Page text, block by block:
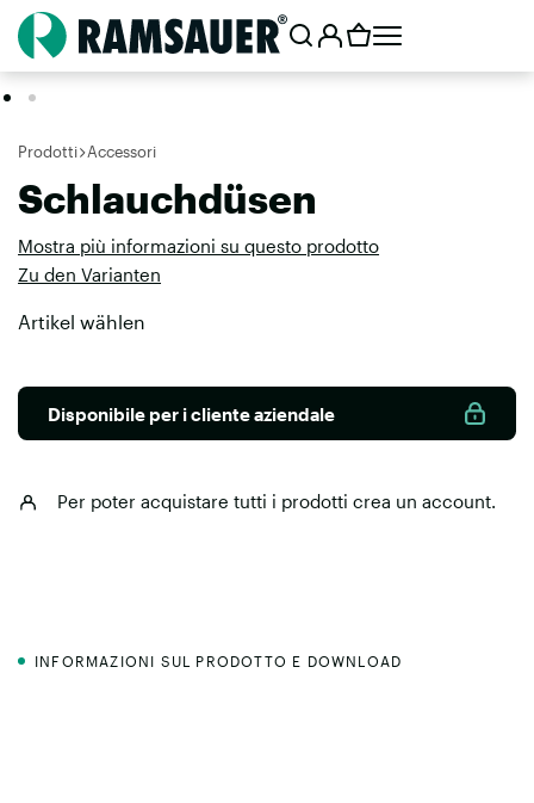
Prodotti Accessori
Schlauchdüsen
Mostra più informazioni su questo prodotto
Zu den Varianten
Artikel wählen
Disponibile per i cliente aziendale
Per poter acquistare tutti i prodotticrea un account
INFORMAZIONI SUL PRODOTTO E DOWNLOAD